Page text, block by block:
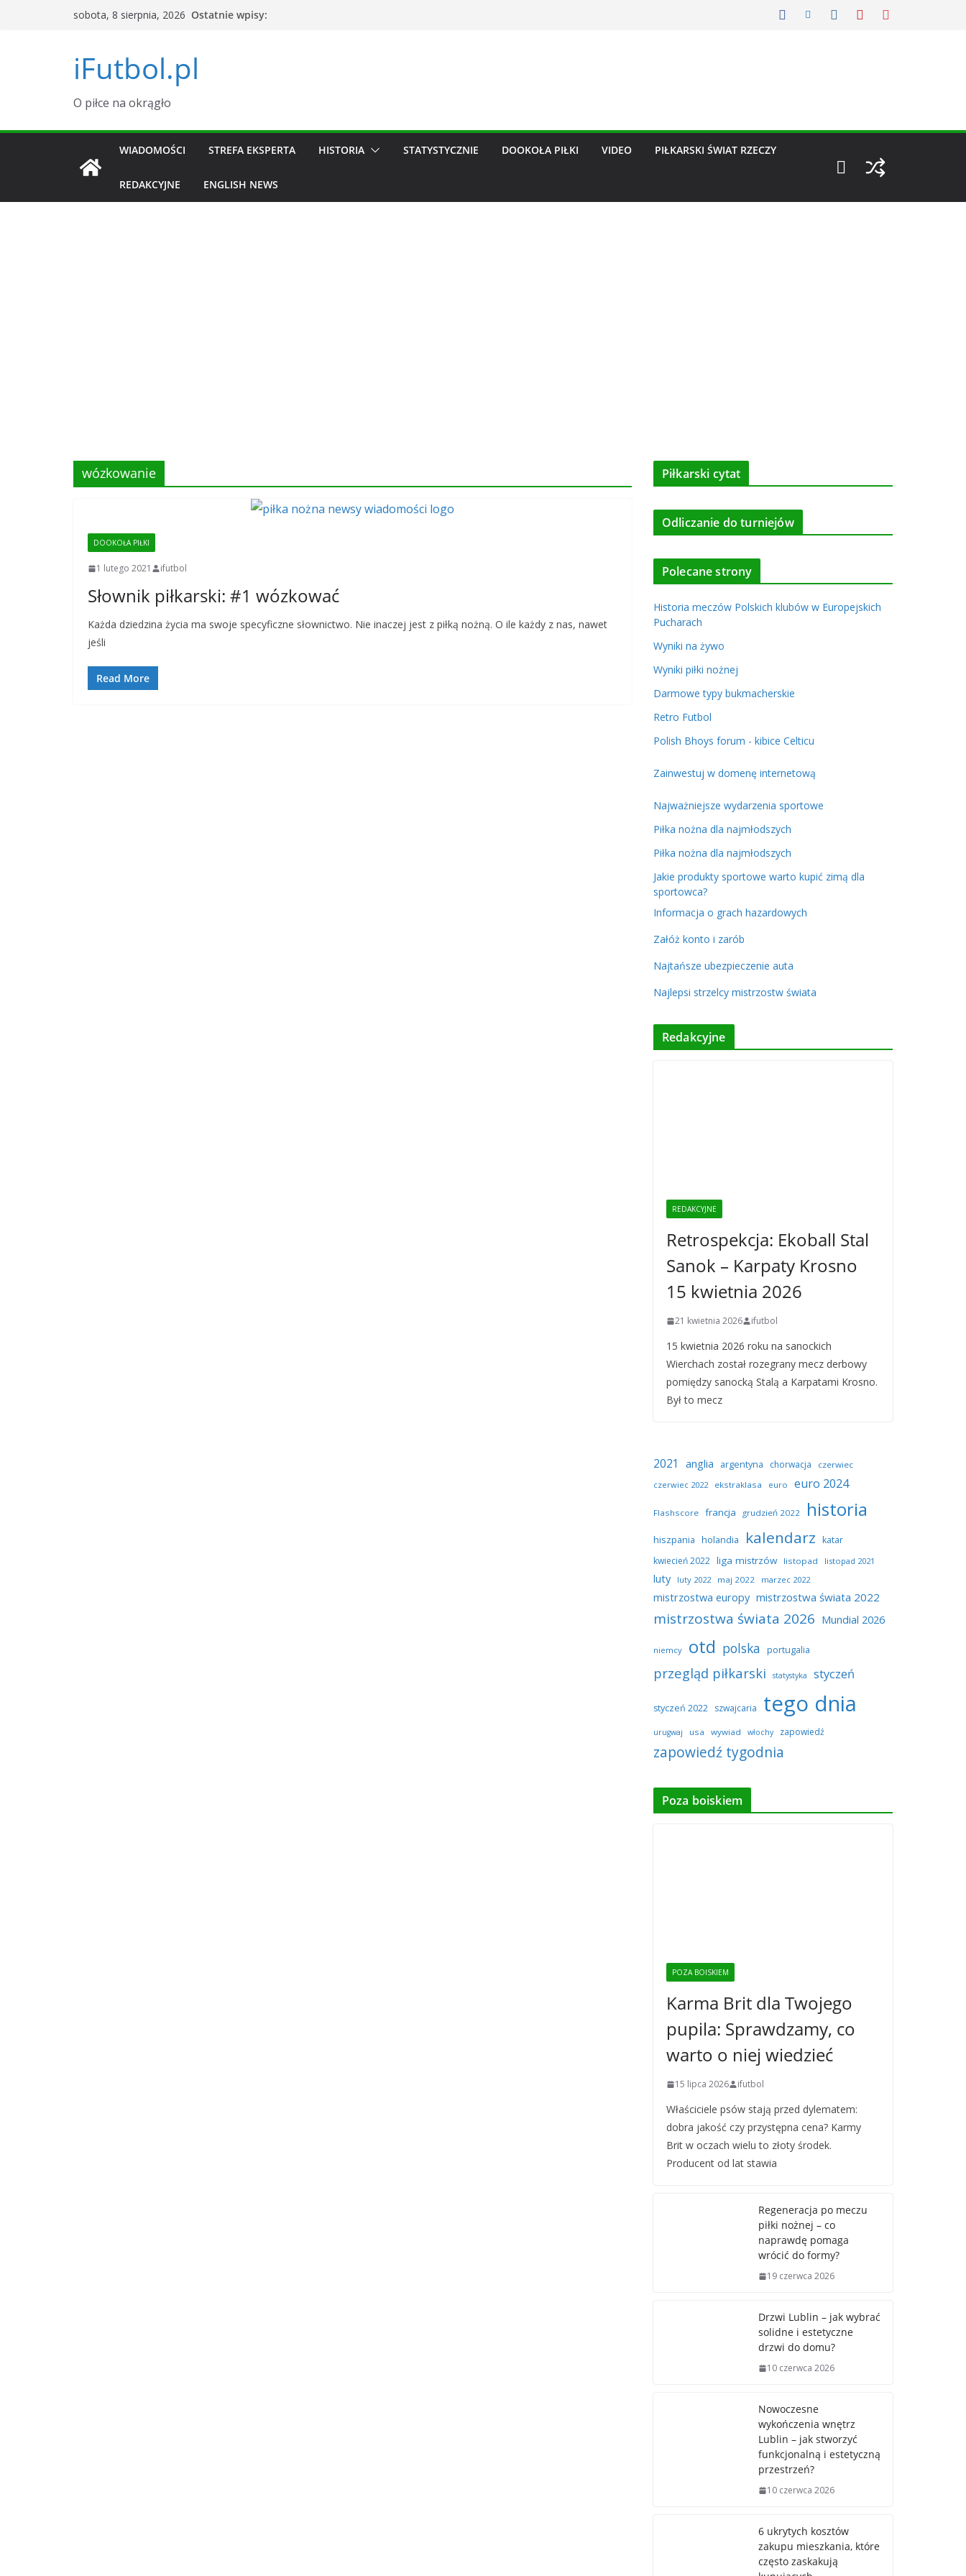
sobota, 8 sierpnia, 2026 Ostatnie wpisy:
iFutbol.pl
O piłce na okrągło
WIADOMOŚCI STREFA EKSPERTA HISTORIA STATYSTYCZNIE DOOKOŁA PIŁKI VIDEO PIŁKARSKI ŚWIAT RZECZY
REDAKCYJNE ENGLISH NEWS
wózkowanie
DOOKOŁA PIŁKI
1 lutego 2021 ifutbol
Słownik piłkarski: #1 wózkować
Każda dziedzina życia ma swoje specyficzne słownictwo. Nie inaczej jest z piłką nożną. O ile każdy z nas, nawet
jeśli
Read More
Piłkarski cytat
Odliczanie do turniejów
Polecane strony
Historia meczów Polskich klubów w Europejskich
Pucharach
Wyniki na żywo
Wyniki piłki nożnej
Darmowe typy bukmacherskie
Retro Futbol
Polish Bhoys forum - kibice Celticu
Zainwestuj w domenę internetową
Najważniejsze wydarzenia sportowe
Piłka nożna dla najmłodszych
Piłka nożna dla najmłodszych
Jakie produkty sportowe warto kupić zimą dla
sportowca?
Informacja o grach hazardowych
Załóż konto i zarób
Najtańsze ubezpieczenie auta
Najlepsi strzelcy mistrzostw świata
Redakcyjne
REDAKCYJNE
Retrospekcja: Ekoball Stal
Sanok – Karpaty Krosno
15 kwietnia 2026
21 kwietnia 2026 ifutbol
15 kwietnia 2026 roku na sanockich
Wierchach został rozegrany mecz derbowy
pomiędzy sanocką Stalą a Karpatami Krosno.
Był to mecz
2021 anglia argentyna chorwacja
czerwiec
czerwiec 2022
ekstraklasa euro euro 2024
Flashscore francja grudzień 2022 historia
hiszpania holandia kalendarz katar
kwiecień 2022 liga mistrzów listopad listopad 2021
luty luty 2022 maj 2022 marzec 2022
mistrzostwa europy mistrzostwa świata 2022
mistrzostwa świata 2026 Mundial 2026
niemcy otd polska portugalia
przegląd piłkarski statystyka styczeń
styczeń 2022 szwajcaria tego dnia
urugwaj usa wywiad włochy zapowiedź
zapowiedź tygodnia
Poza boiskiem
POZA BOISKIEM
Karma Brit dla Twojego
pupila: Sprawdzamy, co
warto o niej wiedzieć
15 lipca 2026 ifutbol
Właściciele psów stają przed dylematem:
dobra jakość czy przystępna cena? Karmy
Brit w oczach wielu to złoty środek.
Producent od lat stawia
Regeneracja po meczu
piłki nożnej – co
naprawdę pomaga
wrócić do formy?
19 czerwca 2026
Drzwi Lublin – jak wybrać
solidne i estetyczne
drzwi do domu?
10 czerwca 2026
Nowoczesne
wykończenia wnętrz
Lublin – jak stworzyć
funkcjonalną i estetyczną
przestrzeń?
10 czerwca 2026
6 ukrytych kosztów
zakupu mieszkania, które
często zaskakują